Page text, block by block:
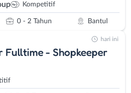
Kompetitif
0 - 2 Tahun Bantul
Fulltime - Shopkeeper
hari ini